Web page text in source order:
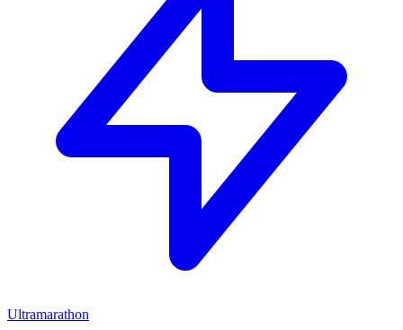
Ultramarathon